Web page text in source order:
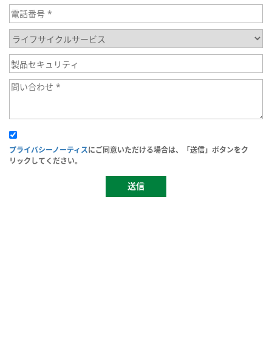
プライバシーノーティスにご同意いただける場合は、「送信」ボタンをク
リックしてください。
送信